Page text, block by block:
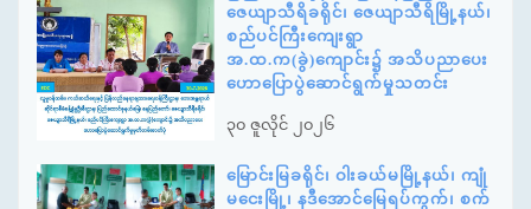
ဇေယျာသီရိခရိုင်၊ ဇေယျာသီရိမြို့နယ်၊
စည်ပင်ကြီးကျေးရွာ
အ.ထ.က(ခွဲ)ကျောင်း၌ အသိပညာပေး
ဟောပြောပွဲဆောင်ရွက်မှုသတင်း
၃၀ ဇူလိုင် ၂၀၂၆
မြောင်းမြခရိုင်၊ ဝါးခယ်မမြို့နယ်၊ ကျုံ
မငေးမြို့၊ နဒီအောင်မြေရပ်ကွက်၊ စက်